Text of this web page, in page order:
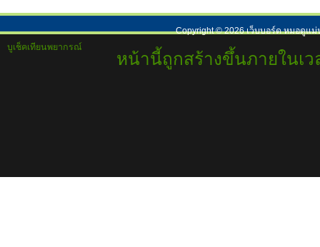
Copyright ©2026เว็บบอร์ด หมอดูแม่
บูเช็คเทียนพยากรณ์
หน้านี้ถูกสร้างขึ้นภายในเว